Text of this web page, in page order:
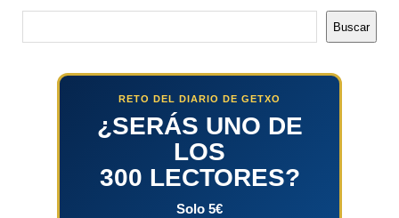
Buscar
RETO DEL DIARIO DE GETXO
¿SERÁS UNO DE
LOS
300 LECTORES?
Solo 5€